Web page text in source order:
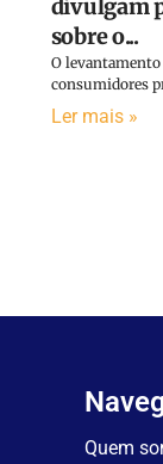
divulgam
sobre o...
O
consumidores
Ler mais »
Quem